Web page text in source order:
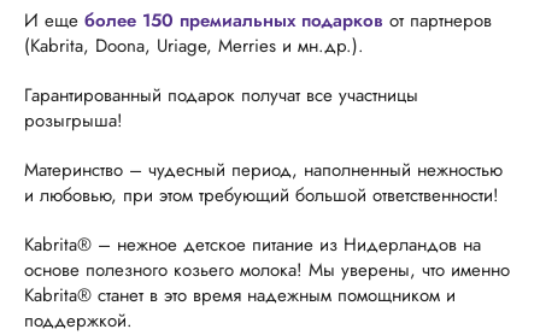
И еще более 150 премиальных подарков от партнеров
(Kabrita, Doona, Uriage, Merries и мн.др.).
Гарантированный подарок получат все участницы
розыгрыша!
Материнство – чудесный период, наполненный нежностью
и любовью, при этом требующий большой ответственности!
Kabrita® – нежное детское питание из Нидерландов на
основе полезного козьего молока! Мы уверены, что именно
Kabrita® станет в это время надежным помощником и
поддержкой.